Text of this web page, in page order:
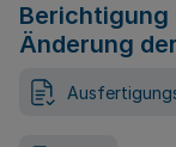
Berichtigung
Änderung